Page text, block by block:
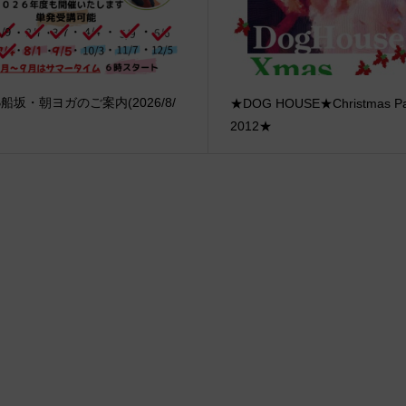
坂・朝ヨガのご案内(2026/8/
★DOG HOUSE★Christmas
2012★